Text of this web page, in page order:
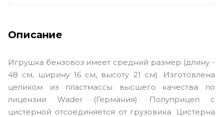
Описание
Игрушка бензовоз имеет средний размер (длину -
48 см, ширину 16 см, высоту 21 см). Изготовлена
целиком из пластмассы высшего качества по
лицензии Wader (Германия). Полуприцеп с
цистерной отсоединяется от грузовика. Цистерна